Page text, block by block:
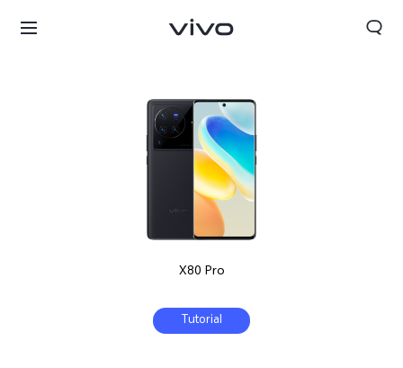
X80 Pro
Tutorial